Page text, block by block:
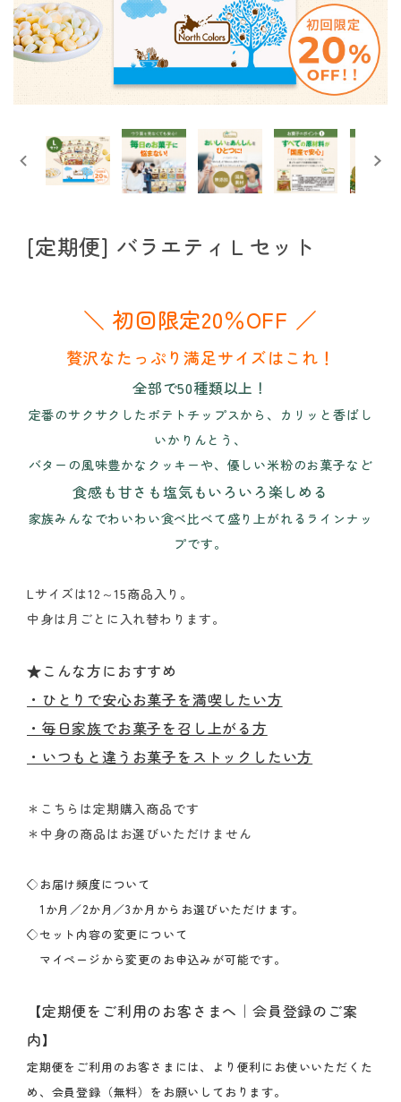
[定期便] バラエティＬセット
＼ 初回限定20％OFF ／
贅沢なたっぷり満足サイズはこれ！
全部で50種類以上！
定番のサクサクしたポテトチップスから、カリッと香ばし
いかりんとう、
バターの風味豊かなクッキーや、優しい米粉のお菓子など
食感も甘さも塩気もいろいろ楽しめる
家族みんなでわいわい食べ比べて盛り上がれるラインナッ
プです。
Lサイズは12～15商品入り。
中身は月ごとに入れ替わります。
★こんな方におすすめ
・ひとりで安心お菓子を満喫したい方
・毎日家族でお菓子を召し上がる方
・いつもと違うお菓子をストックしたい方
＊こちらは定期購入商品です
＊中身の商品はお選びいただけません
◇お届け頻度について
1か月／2か月／3か月からお選びいただけます。
◇セット内容の変更について
マイページから変更のお申込みが可能です。
【定期便をご利用のお客さまへ｜会員登録のご案
内】
定期便をご利用のお客さまには、より便利にお使いいただくた
め、会員登録（無料）をお願いしております。